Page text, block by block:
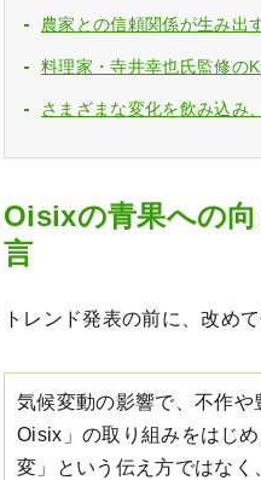
農家との信頼関係が生み出
料理家・寺井幸也氏監修の
さまざまな変化を飲み込み
Oisixの青果への
言
トレンド発表の前に、改め
気候変動の影響で、不作
Oisix」の取り組みをはじ
変」という伝え方ではな